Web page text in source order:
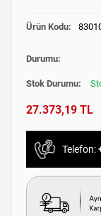
Ürün Kodu:
Durumu:
Stok Durumu:
27.373,19 TL
Telefon: